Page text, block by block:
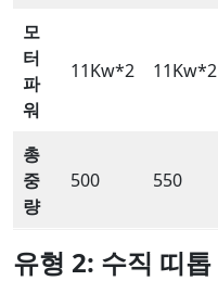
모
터
파
워
11Kw*2 11Kw*2
총
중
량
500 550
유형 2: 수직 띠톱